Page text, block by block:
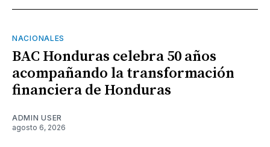
NACIONALES
BAC Honduras celebra 50 años
acompañando la transformación
financiera de Honduras
ADMIN USER
agosto 6, 2026